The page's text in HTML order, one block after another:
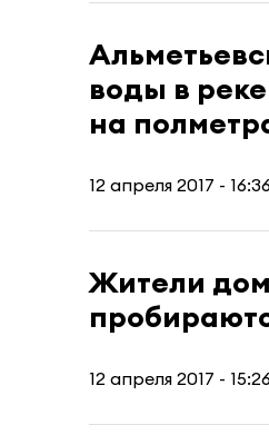
воды в
на
12 апреля 2017 - 16:36
Жители
12 апреля 2017 - 15:26